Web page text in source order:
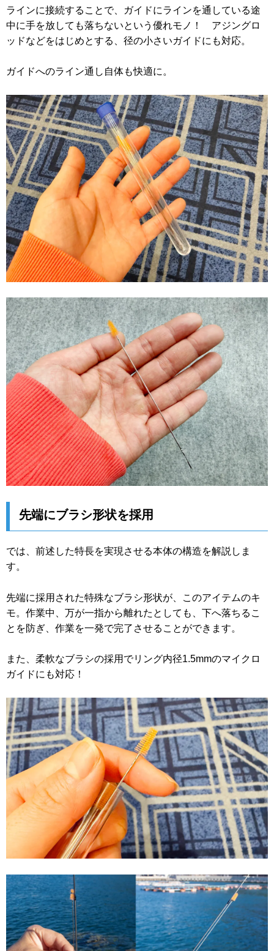
ラインに接続することで、ガイドにラインを通している途
中に手を放しても落ちないという優れモノ！ アジングロ
ッドなどをはじめとする、径の小さいガイドにも対応。
ガイドへのライン通し自体も快適に。
先端にブラシ形状を採用
では、前述した特長を実現させる本体の構造を解説しま
す。
先端に採用された特殊なブラシ形状が、このアイテムのキ
モ。作業中、万が一指から離れたとしても、下へ落ちるこ
とを防ぎ、作業を一発で完了させることができます。
また、柔軟なブラシの採用でリング内径1.5mmのマイクロ
ガイドにも対応！